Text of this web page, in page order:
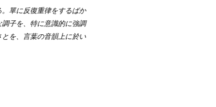
單に反復重律をするばか
子を、特に意識的に強調
を、言葉の音韻上に於い